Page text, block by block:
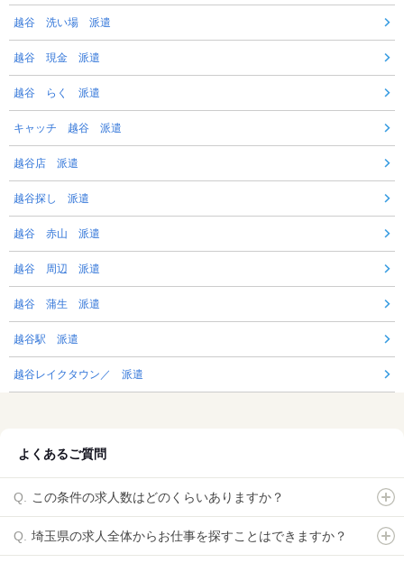
越谷 洗い場 派遣
越谷 現金 派遣
越谷 らく 派遣
キャッチ 越谷 派遣
越谷店 派遣
越谷探し 派遣
越谷 赤山 派遣
越谷 周辺 派遣
越谷 蒲生 派遣
越谷駅 派遣
越谷レイクタウン／ 派遣
よくあるご質問
この条件の求人数はどのくらいありますか？
埼玉県の求人全体からお仕事を探すことはできますか？